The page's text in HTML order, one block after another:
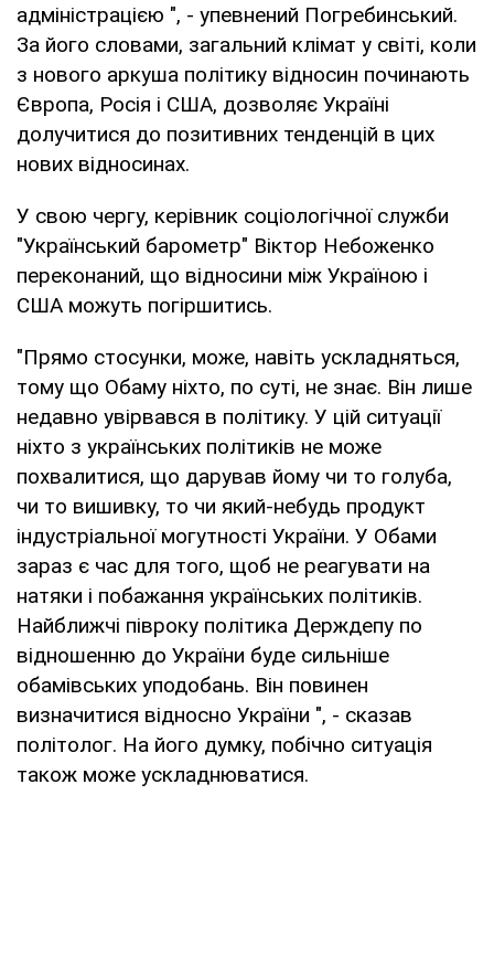
адміністрацією ", - упевнений Погребинський.
За його словами, загальний клімат у світі, коли
з нового аркуша політику відносин починають
Європа, Росія і США, дозволяє Україні
долучитися до позитивних тенденцій в цих
нових відносинах.
У свою чергу, керівник соціологічної служби
"Український барометр" Віктор Небоженко
переконаний, що відносини між Україною і
США можуть погіршитись.
"Прямо стосунки, може, навіть ускладняться,
тому що Обаму ніхто, по суті, не знає. Він лише
недавно увірвався в політику. У цій ситуації
ніхто з українських політиків не може
похвалитися, що дарував йому чи то голуба,
чи то вишивку, то чи який-небудь продукт
індустріальної могутності України. У Обами
зараз є час для того, щоб не реагувати на
натяки і побажання українських політиків.
Найближчі півроку політика Держдепу по
відношенню до України буде сильніше
обамівських уподобань. Він повинен
визначитися відносно України ", - сказав
політолог. На його думку, побічно ситуація
також може ускладнюватися.